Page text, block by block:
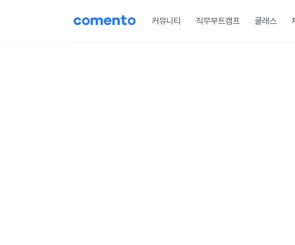
커뮤니티 직무부트캠프 클래스